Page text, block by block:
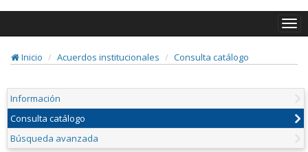
Inicio
Acuerdos institucionales Consulta catálogo
Información
Consulta catálogo
Búsqueda avanzada